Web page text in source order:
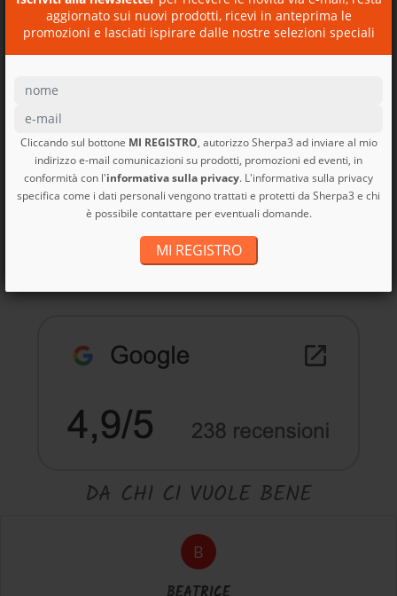
aggiornato sui nuovi prodotti, ricevi in anteprima le
promozioni e lasciati ispirare dalle nostre selezioni speciali
Cliccando sul bottone MI REGISTRO , autorizzo Sherpa3 ad inviare al mio
indirizzo e-mail comunicazioni su prodotti, promozioni ed eventi, in
conformità con l'informativa sulla privacy. L'informativa sulla privacy
specifica come i dati personali vengono trattati e protetti da Sherpa3 e chi
è possibile contattare per eventuali domande.
MI REGISTRO
SCOPRI I NOSTRI BUONI
REGALO
Borsa viaggio Black Hole
Black Hole MLC Patagonia
DA CHI CI VUOLE BENE
B